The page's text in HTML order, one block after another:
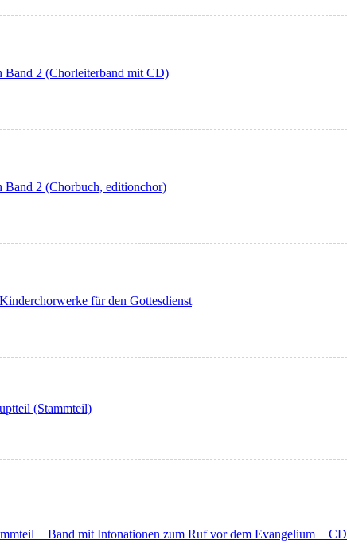
Band 2 (Chorleiterband mit CD)
Band 2 (Chorbuch, editionchor)
für den Gottesdienst
(Stammteil)
+ Band mit Intonationen zum Ruf vor dem Evangelium + CD